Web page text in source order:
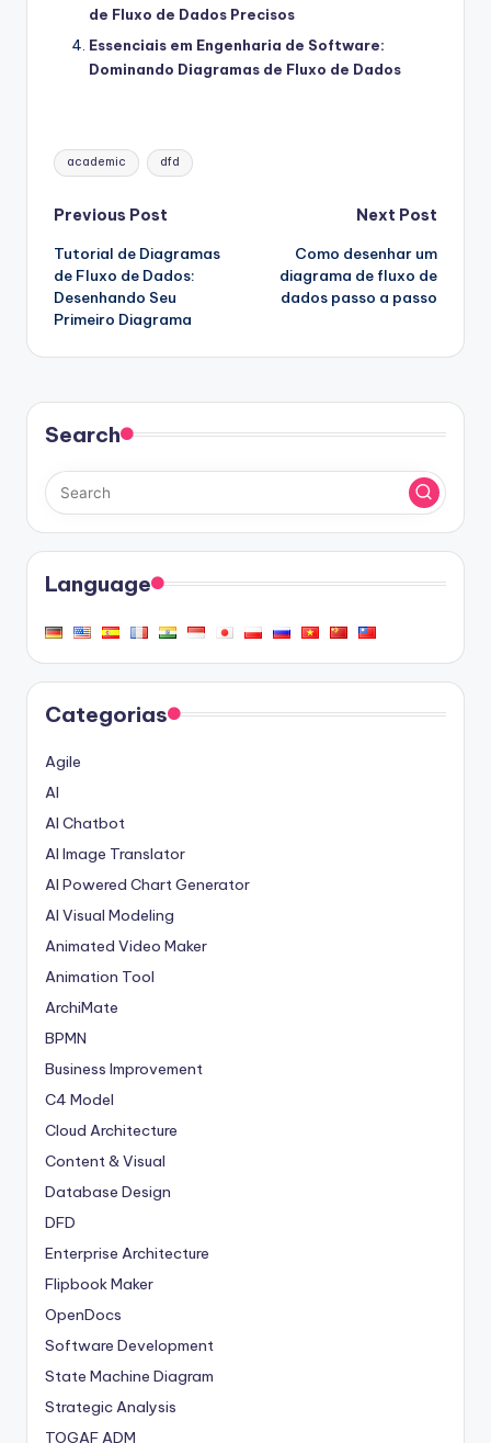
de Fluxo de Dados Precisos
Essenciais em Engenharia de Software:
Dominando Diagramas de Fluxo de Dados
Tags:
academic dfd
Post
navigation
Previous Post
Tutorial de Diagramas
de Fluxo de Dados:
Desenhando Seu
Primeiro Diagrama
Next Post
Como desenhar um
diagrama de fluxo de
dados passo a passo
Search
Language
Categorias
Agile
AI
AI Chatbot
AI Image Translator
AI Powered Chart Generator
AI Visual Modeling
Animated Video Maker
Animation Tool
ArchiMate
BPMN
Business Improvement
C4 Model
Cloud Architecture
Content & Visual
Database Design
DFD
Enterprise Architecture
Flipbook Maker
OpenDocs
Software Development
State Machine Diagram
Strategic Analysis
TOGAF ADM